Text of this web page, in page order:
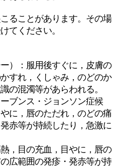
ることがあります。その場
てください。
）：服用後すぐに，皮膚の
すれ，くしゃみ，のどのか
の混濁等があらわれる。
ブンス・ジョンソン症候
に，唇のただれ，のどの痛
赤等が持続したり，急激に
，目の充血，目やに，唇の
広範囲の発疹・発赤等が持